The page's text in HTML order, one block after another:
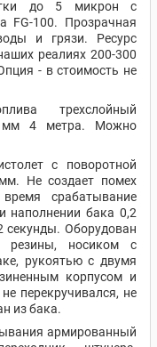
до 5 микрон с
FG-100. Прозрачная
и грязи. Ресурс
реалиях 200-300
- в стоимость не
трехслойный
мм 4 метра. Можно
с поворотной
Не создает помех
срабатывание
наполнении бака 0,2
секунды. Оборудован
резины, носиком с
рукоятью с двумя
корпусом и
перекручивался, не
из бака.
армированный